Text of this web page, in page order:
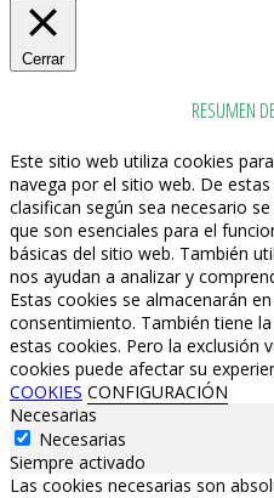
Cerrar
RESUMEN
Este sitio web utiliza cookies
navega por el sitio web. De
clasifican según sea necesario
que son esenciales para el
básicas del sitio web. También
nos ayudan a analizar y
Estas cookies se almacenarán
consentimiento. También tiene
estas cookies. Pero la exclusión
cookies puede afectar su
COOKIES CONFIGURACIÓN
Necesarias
Necesarias
Siempre activado
Las cookies necesarias son